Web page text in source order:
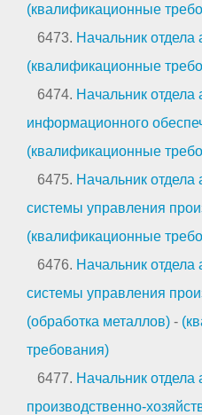
(квалификационные
6473. Начальник отдела
(квалификационные
6474. Начальник отдела
информационного
(квалификационные
6475. Начальник отдела
системы управления
(квалификационные
6476. Начальник отдела
системы управления
(обработка металлов) -
требования)
6477. Начальник отдела
производственно-